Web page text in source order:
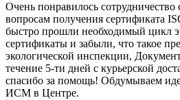
Очень понравилось
вопросам получения сертификата
быстро прошли необходимый цикл
сертификаты и забыли, что такое
экологической инспекции,
течение 5-ти дней с курьерской
спасибо за помощь! Обдумываем
ИСМ в Центре.